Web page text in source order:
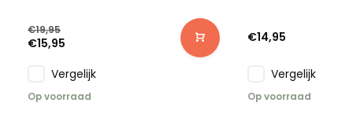
€19,95
€15,95
Vergelijk
Op voorraad
€14,95
Vergelijk
Op voorraad